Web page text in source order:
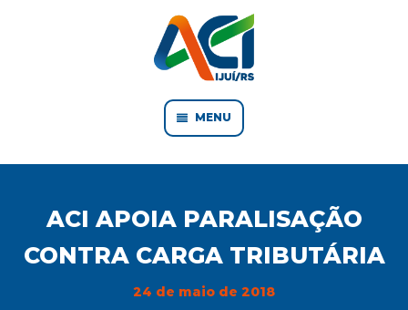
MENU
ACI APOIA PARALISAÇÃO
CONTRA CARGA TRIBUTÁRIA
24 de maio de 2018